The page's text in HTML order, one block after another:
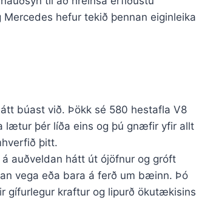
hefur tekið þennan eiginleika
búast við. Þökk sé 580 hestafla V8
lætur þér líða eins og þú gnæfir yfir allt
þitt.
auðveldan hátt út ójöfnur og gróft
vega eða bara á ferð um bæinn. Þó
gífurlegur kraftur og lipurð ökutækisins